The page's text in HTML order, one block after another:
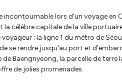
incontournable lors d'un voyage en
célèbre capitale de la ville
: la ligne 1 du métro de
se rendre jusqu'au port et
Baengnyeong, la parcelle de
de jolies promenades.